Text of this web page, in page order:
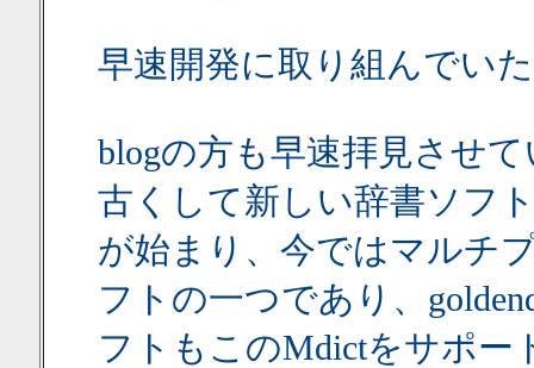
早速開発に取り組んでい
blogの方も早速拝見させ
古くして新しい辞書ソフ
が始まり、今ではマルチ
フトの一つであり、
フトもこのMdictをサポー